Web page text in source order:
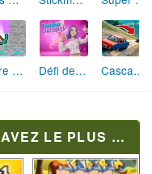
Maître de la Destruction: Fusion de Pioches Défi de Mode: Star du Podium Cascades Folles 3D
LE PLUS JOUÉ